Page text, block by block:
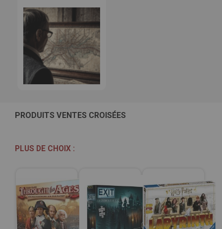
PRODUITS VENTES CROISÉES
PLUS DE CHOIX :